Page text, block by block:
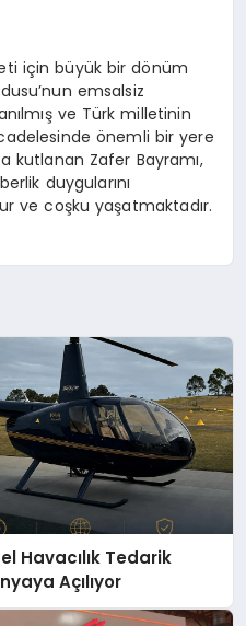
için büyük bir dönüm
emsalsiz
ve Türk milletinin
önemli bir yere
kutlanan Zafer Bayramı,
duygularını
ve coşku yaşatmaktadır.
Havacılık Tedarik
Açılıyor